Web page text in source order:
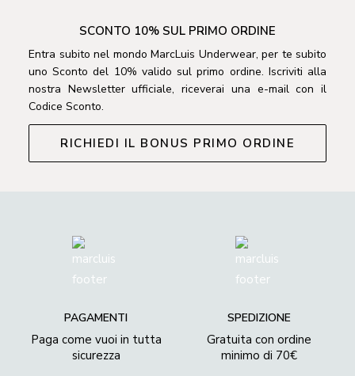
SCONTO 10% SUL PRIMO ORDINE
Entra subito nel mondo MarcLuis Underwear, per te subito
uno Sconto del 10% valido sul primo ordine. Iscriviti alla
nostra Newsletter ufficiale, riceverai una e-mail con il
Codice Sconto.
RICHIEDI IL BONUS PRIMO ORDINE
PAGAMENTI
Paga come vuoi in tutta
sicurezza
SPEDIZIONE
Gratuita con ordine
minimo di 70€